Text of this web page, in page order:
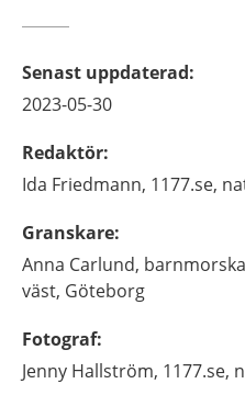
Senast uppdaterad:
2023-05-30
Redaktör:
Ida Friedmann, 1177.se,
Granskare:
Anna Carlund,
väst, Göteborg
Fotograf:
Jenny Hallström, 1177.se,